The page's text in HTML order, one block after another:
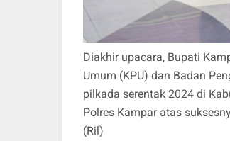
Diakhir upacara, Bupati
Umum (KPU) dan Badan
pilkada serentak 2024 di
Polres Kampar atas
(Ril)